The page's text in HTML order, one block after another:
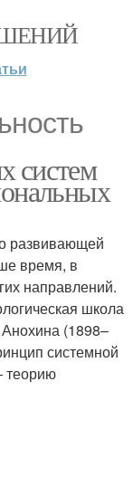
систем
развивающей
время, в
направлений.
школа
(1898–
системной
теорию